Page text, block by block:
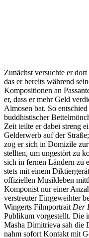
Zunächst versuchte er
das er bereits während
Kompositionen an
er, dass er mehr Geld
Almosen bat. So
buddhistischer
Zeit teilte er dabei streng
Gelderwerb auf der
zog er sich in Domizile
stellten, um ungestört zu
sich in fernen Ländern zu
stets mit einem
offiziellen Musikleben
Komponist nur einer
verstreuter Eingeweihter
Wingerts Filmportrait Der
Publikum vorgestellt. Die
Masha Dimitrieva sah die
nahm sofort Kontakt mit